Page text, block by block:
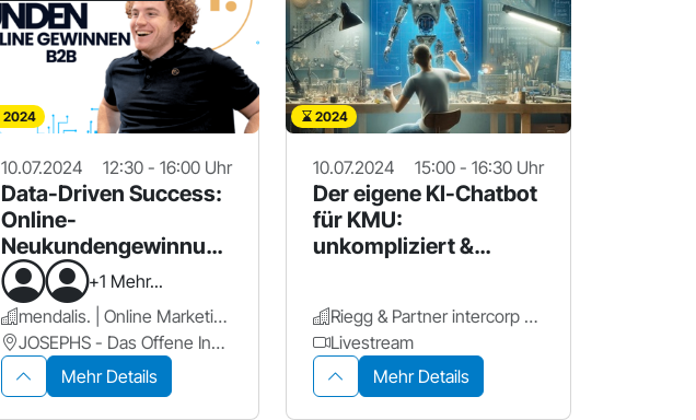
2024
10.07.2024 12:30 - 16:00 Uhr
Data-Driven Success:
Online-
Neukundengewinnung
richtig angehen
+1 Mehr...
mendalis. | Online Marketing Agentur
JOSEPHS - Das Offene Innovationslabor
Mehr Details
2024
10.07.2024 15:00 - 16:30 Uhr
Der eigene KI-Chatbot
für KMU:
unkompliziert &
Riegg & Partner intercorp GmbH
Livestream
Mehr Details